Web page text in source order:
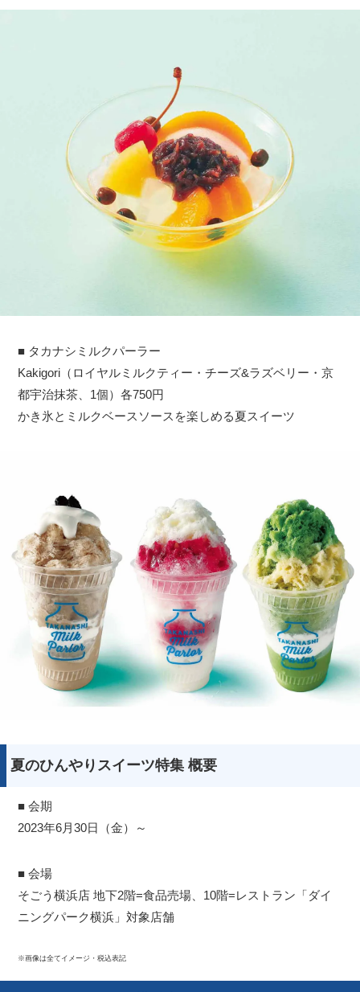
■ タカナシミルクパーラー
Kakigori（ロイヤルミルクティー・チーズ&ラズベリー・京
都宇治抹茶、1個）各750円
かき氷とミルクベースソースを楽しめる夏スイーツ
夏のひんやりスイーツ特集 概要
■ 会期
2023年6月30日（金）～
■ 会場
そごう横浜店 地下2階=食品売場、10階=レストラン「ダイ
ニングパーク横浜」対象店舗
※画像は全てイメージ・税込表記